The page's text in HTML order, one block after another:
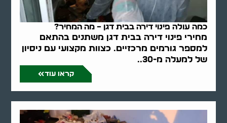
כמה עולה פינוי דירה בבית דגן – מה המחיר?
מחירי פינוי דירה בבית דגן משתנים בהתאם
למספר גורמים מרכזיים. כצוות מקצועי עם ניסיון
של למעלה מ-30..
קראו עוד